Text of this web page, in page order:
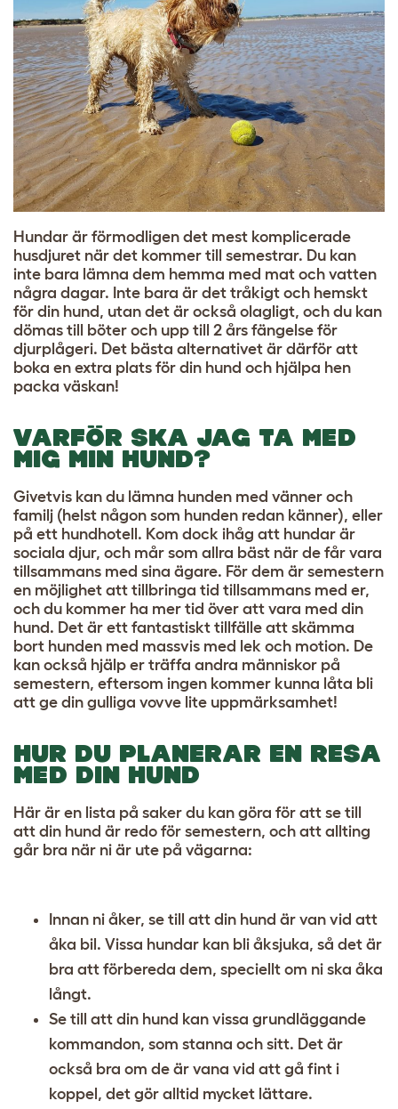
Hundar är förmodligen det mest komplicerade
husdjuret när det kommer till semestrar. Du kan
inte bara lämna dem hemma med mat och vatten
några dagar. Inte bara är det tråkigt och hemskt
för din hund, utan det är också olagligt, och du kan
dömas till böter och upp till 2 års fängelse för
djurplågeri. Det bästa alternativet är därför att
boka en extra plats för din hund och hjälpa hen
packa väskan!
VARFÖR SKA JAG TA MED
MIG MIN HUND?
Givetvis kan du lämna hunden med vänner och
familj (helst någon som hunden redan känner), eller
på ett hundhotell. Kom dock ihåg att hundar är
sociala djur, och mår som allra bäst när de får vara
tillsammans med sina ägare. För dem är semestern
en möjlighet att tillbringa tid tillsammans med er,
och du kommer ha mer tid över att vara med din
hund. Det är ett fantastiskt tillfälle att skämma
bort hunden med massvis med lek och motion. De
kan också hjälp er träffa andra människor på
semestern, eftersom ingen kommer kunna låta bli
att ge din gulliga vovve lite uppmärksamhet!
HUR DU PLANERAR EN RESA
MED DIN HUND
Här är en lista på saker du kan göra för att se till
att din hund är redo för semestern, och att allting
går bra när ni är ute på vägarna:
Innan ni åker, se till att din hund är van vid att
åka bil. Vissa hundar kan bli åksjuka, så det är
bra att förbereda dem, speciellt om ni ska åka
långt.
Se till att din hund kan vissa grundläggande
kommandon, som stanna och sitt. Det är
också bra om de är vana vid att gå fint i
koppel, det gör alltid mycket lättare.